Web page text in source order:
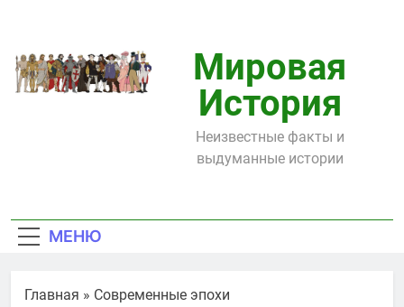
содержимому
Мировая
История
Неизвестные факты и
выдуманные истории
МЕНЮ
Главная » Современные эпохи